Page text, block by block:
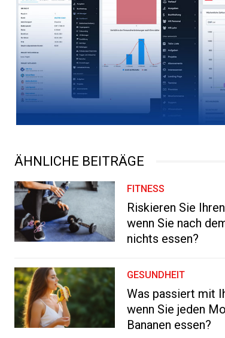
ÄHNLICHE BEITRÄGE
FITNESS
Riskieren Sie
wenn Sie nach
nichts essen?
GESUNDHEIT
Was passiert mit
wenn Sie jeden
Bananen essen?